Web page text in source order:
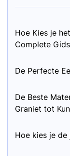
Hoe Kies je
Complete Gids
De Perfecte
De Beste
Graniet tot
Hoe kies je